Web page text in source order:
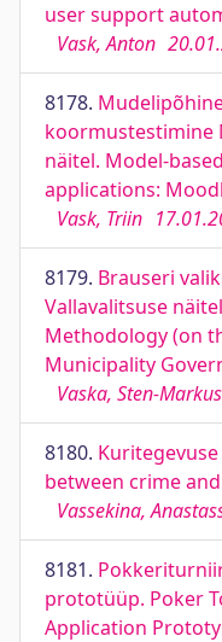
user support
Vask, Anton
8178.
koormustestimine
näitel. Model-
applications:
Vask, Triin
8179. Brauseri
Vallavalitsuse
Methodology (on
Municipality
Vaska, Sten-Markus
8180.
between crime
Vassekina,
8181.
prototüüp. Poker
Application